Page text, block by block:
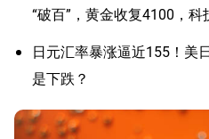
“破百”，黄金收复4100，
日元汇率暴涨逼近155！美
是下跌？